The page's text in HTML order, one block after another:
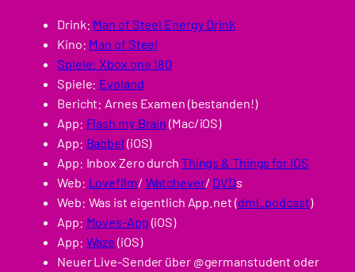
Drink: Man of Steel Energy Drink
Kino: Man of Steel
Spiele: Xbox one 180
Spiele: Evoland
Bericht: Arnes Examen (bestanden!)
App: Flash my Brain (Mac/iOS)
App: Babbel (iOS)
App: Inbox Zero durch Things & Things for iOS
Web: Lovefilm/ Watchever/ DVDs
Web: Was ist eigentlich App.net (dml_podcast)
App: Moves-App (iOS)
App: Waze (iOS)
Neuer Live-Sender über @germanstudent oder